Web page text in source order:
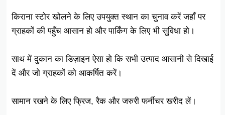
किराना स्टोर खोलने के लिए उपयुक्त स्थान का चुनाव करें जहाँ पर
ग्राहकों की पहुँच आसान हो और पार्किंग के लिए भी सुविधा हो।
साथ में दुकान का डिज़ाइन ऐसा हो कि सभी उत्पाद आसानी से दिखाई
दें और जो ग्राहकों को आकर्षित करें।
सामान रखने के लिए फ्रिज, रैक और जरुरी फर्नीचर खरीद लें।